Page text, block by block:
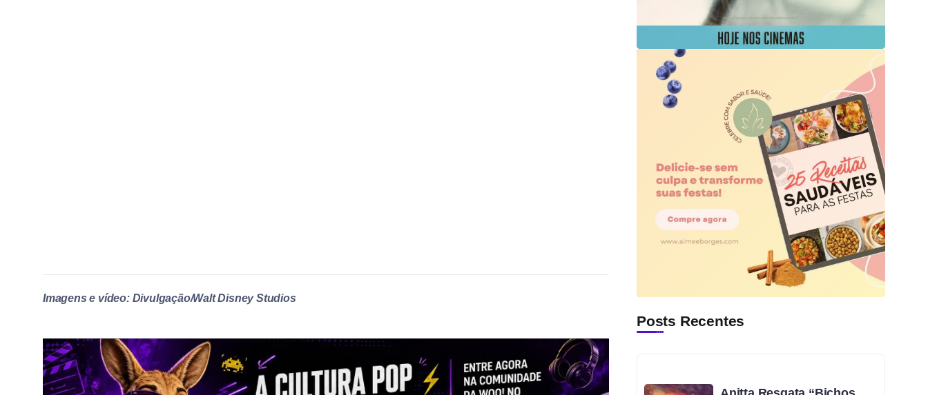
Imagens e vídeo: Divulgação/Walt Disney Studios
Posts Recentes